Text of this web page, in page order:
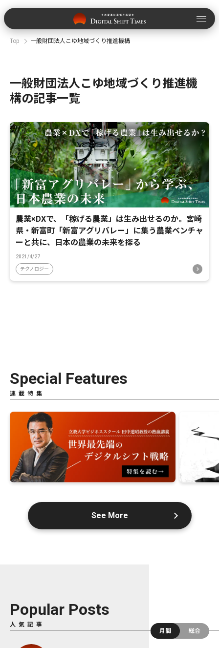
Top 一般財団法人こゆ地域づくり推進機構
一般財団法人こゆ地域づくり推進機
構の記事一覧
農業×DXで、「稼げる農業」は生み出せるのか。宮崎
県・新富町「新富アグリバレー」に集う農業ベンチャ
ーと共に、日本の農業の未来を探る
2021/4/27
テクノロジー
Special Features
連載特集
See More
Popular Posts
人気記事
月間
総合